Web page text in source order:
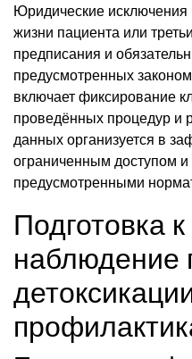
Юридические исключения
жизни пациента или
предписания и
предусмотренных
включает фиксирование
проведённых процедур и
данных организуется в
ограниченным доступом
предусмотренными
Подготовка
наблюдение